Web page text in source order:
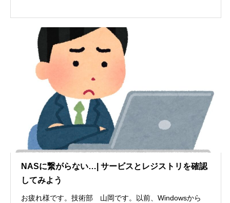
NASに繋がらない…| サービスとレジストリを確認
してみよう
お疲れ様です。技術部 山岡です。以前、Windowsから